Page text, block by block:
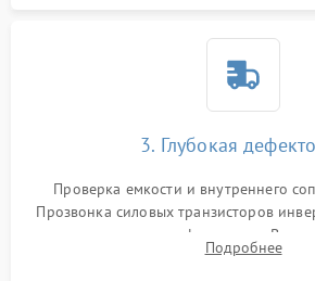
3. Глубокая
Проверка емкости и внутреннего
Прозвонка силовых транзисторов
переключения и трансформатора.
конденсаторов и прогаров на
Подробнее